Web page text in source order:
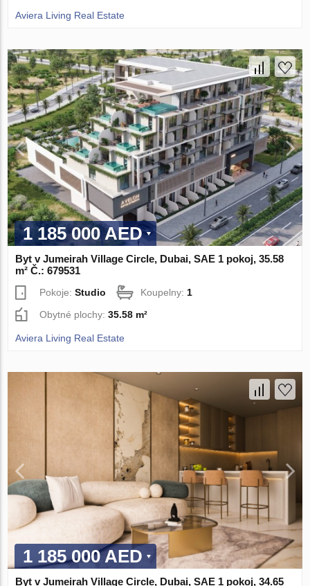
Aviera Living Real Estate
1 185 000 AED
Byt v Jumeirah Village Circle, Dubai, SAE 1 pokoj, 35.58
m² Č.: 679531
Pokoje:Studio Koupelny: 1
Obytné plochy:35.58 m²
Aviera Living Real Estate
1 185 000 AED
Byt v Jumeirah Village Circle, Dubai, SAE 1 pokoj, 34.65